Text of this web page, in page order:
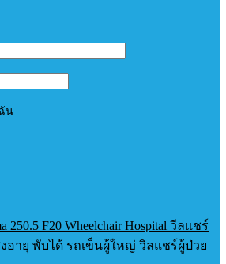
น
250.5 F20 Wheelchair Hospital วีลแชร์
อายุ พับได้ รถเข็นผู้ใหญ่ วิลแชร์ผู้ป่วย